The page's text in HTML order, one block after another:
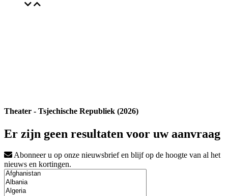
Theater - Tsjechische Republiek (2026)
Er zijn geen resultaten voor uw aanvraag
Abonneer u op onze nieuwsbrief en blijf op de hoogte van al het
nieuws en kortingen.